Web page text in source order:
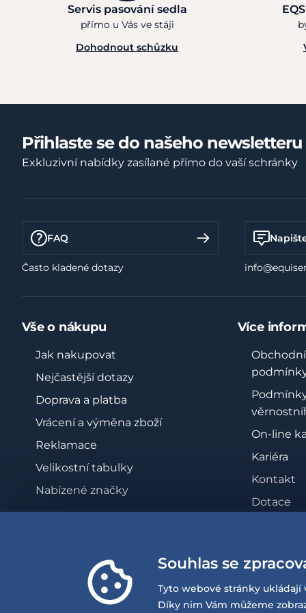
Servis pasování sedla
přímo u Vás ve stáji
Dohodnout schůzku
Přihlaste se do našeho newsletteru
Exkluzivní nabídky zasílané přímo do vaší schránky
FAQ
Často kladené dotazy
Vše o nákupu
Jak nakupovat
Nejčastější dotazy
Doprava a platba
Vrácení a výměna zboží
Reklamace
Velikostní tabulky
Nabízené značky
Více
Obchodní
On-line
Kariéra
Kontakt
Dotace
Souhlas se
Tyto webové stránky ukládají
Díky nim Vám můžeme